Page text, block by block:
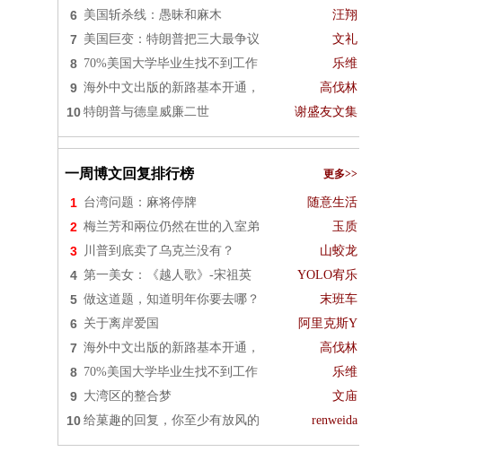
6 美国斩杀线：愚昧和麻木 汪翔
7 美国巨变：特朗普把三大最争议 文礼
8 70%美国大学毕业生找不到工作 乐维
9 海外中文出版的新路基本开通， 高伐林
10 特朗普与德皇威廉二世 谢盛友文集
一周博文回复排行榜 更多>>
1 台湾问题：麻将停牌 随意生活
2 梅兰芳和兩位仍然在世的入室弟 玉质
3 川普到底卖了乌克兰没有？ 山蛟龙
4 第一美女：《越人歌》-宋祖英 YOLO宥乐
5 做这道题，知道明年你要去哪？ 末班车
6 关于离岸爱国 阿里克斯Y
7 海外中文出版的新路基本开通， 高伐林
8 70%美国大学毕业生找不到工作 乐维
9 大湾区的整合梦 文庙
10 给菓趣的回复，你至少有放风的 renweida